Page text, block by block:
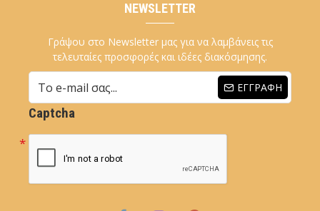
NEWSLETTER
Γράψου στο Newsletter μας για να λαμβάνεις τις
τελευταίες προσφορές και ιδέες διακόσμησης.
ΕΓΓΡΑΦΉ
Captcha